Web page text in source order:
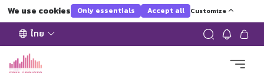
We use cookies Only essentials Accept all Customize
ไทย